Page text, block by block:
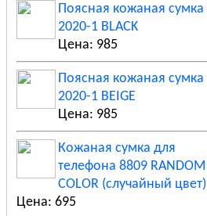
Поясная кожаная сумка
2020-1 BLACK
Цена: 985
Поясная кожаная сумка
2020-1 BEIGE
Цена: 985
Кожаная сумка для
телефона 8809 RANDOM
COLOR (случайный цвет)
Цена: 695